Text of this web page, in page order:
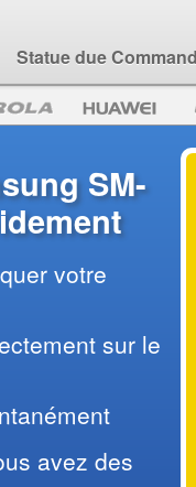
Statue due
SM-
votre
sur le
avez des